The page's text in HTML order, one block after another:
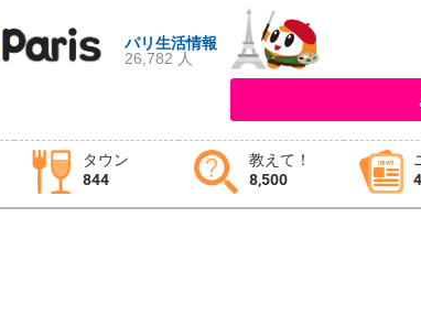
パリ生活情報
26,782 人
タウン
844
教えて！
8,500